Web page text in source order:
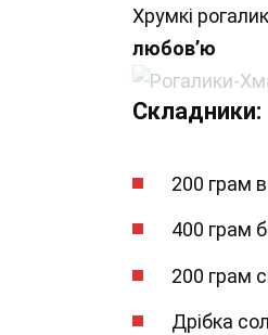
Хрумкі
любов’ю
Складники:
200 грам
400 грам
200 грам
Дрібка